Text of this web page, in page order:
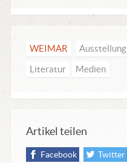
WEIMAR Ausstellung
Literatur
Medien
Artikel teilen
Facebook Twitter